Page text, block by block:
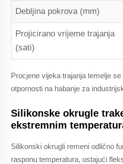
Debljina pokrova (mm)
Projicirano vrijeme trajanja
(sati)
Procjene vijeka trajanja temelje
otpornosti na habanje za
Silikonske okrugle
ekstremnim
Silikonski okrugli remeni odlično
rasponu temperatura, ostajući